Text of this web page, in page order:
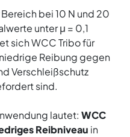
bei 10 N und 20
unter μ = 0,1
sich WCC Tribo für
Reibung gegen
Verschleißschutz
sind.
lautet: WCC
Reibniveau in